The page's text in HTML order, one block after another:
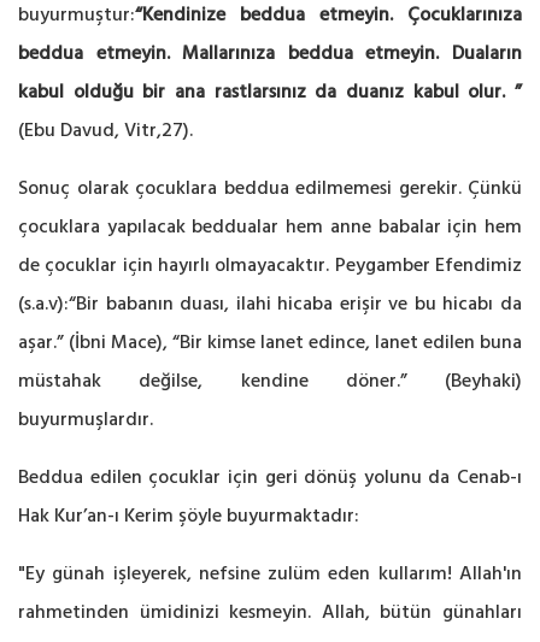
buyurmuştur:“Kendinize beddua etmeyin. Çocuklarınıza
beddua etmeyin. Mallarınıza beddua etmeyin. Duaların
kabul olduğu bir ana rastlarsınız da duanız kabul olur. ”
(Ebu Davud, Vitr,27).
Sonuç olarak çocuklara beddua edilmemesi gerekir. Çünkü
çocuklara yapılacak beddualar hem anne babalar için hem
de çocuklar için hayırlı olmayacaktır. Peygamber Efendimiz
(s.a.v):“Bir babanın duası, ilahi hicaba erişir ve bu hicabı da
aşar.” (İbni Mace), “Bir kimse lanet edince, lanet edilen buna
müstahak değilse, kendine döner.”
(Beyhaki)
buyurmuşlardır.
Beddua edilen çocuklar için geri dönüş yolunu da Cenab-ı
Hak Kur’an-ı Kerim şöyle buyurmaktadır:
"Ey günah işleyerek, nefsine zulüm eden kullarım! Allah'ın
rahmetinden ümidinizi kesmeyin. Allah, bütün günahları